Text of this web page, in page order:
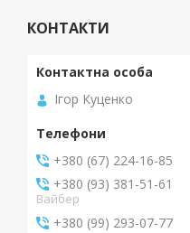
КОНТАКТИ
Ігор Куценко
+380 (67) 224-16-85
+380 (93) 381-51-61
Вайбер
+380 (99) 293-07-77